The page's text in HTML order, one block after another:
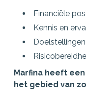
Financiële
Kennis en
Doelstellingen
Marfina heeft
het gebied van